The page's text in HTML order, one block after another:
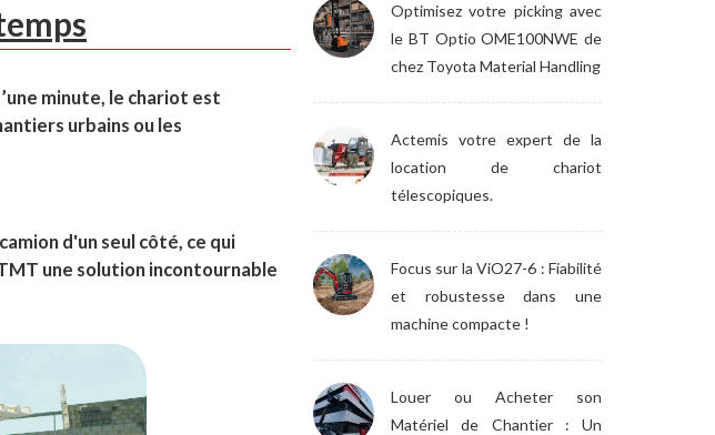
minute, le chariot est
urbains ou les
d'un seul côté, ce qui
une solution incontournable
Optimisez votre picking avec
le BT Optio OME100NWE de
chez Toyota Material Handling
Actemis votre expert de la
location de chariot
télescopiques.
Focus sur la ViO27-6 : Fiabilité
et robustesse dans une
machine compacte !
Louer ou Acheter son
Matériel de Chantier : Un